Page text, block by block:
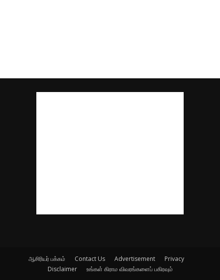
ஆசிரியர் பக்கம் Contact Us Advertisement
Privacy
Disclaimer
உங்கள் கிராம விவரங்களைப் பகிரவும்